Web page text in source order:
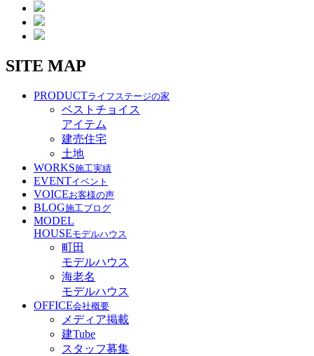
SITE MAP
PRODUCTライフステージの家
ベストチョイス
アイテム
建売住宅
土地
WORKS施工実績
EVENTイベント
VOICEお客様の声
BLOG施工ブログ
MODEL
HOUSEモデルハウス
町田
モデルハウス
海老名
モデルハウス
OFFICE会社概要
メディア掲載
建Tube
スタッフ募集